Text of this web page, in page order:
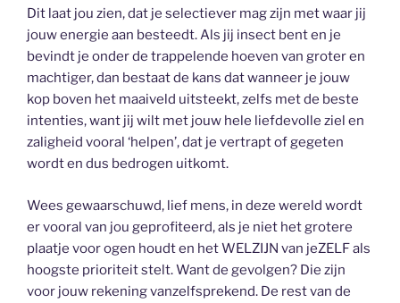
Dit laat jou zien, dat je selectiever mag zijn met waar jij
jouw energie aan besteedt. Als jij insect bent en je
bevindt je onder de trappelende hoeven van groter en
machtiger, dan bestaat de kans dat wanneer je jouw
kop boven het maaiveld uitsteekt, zelfs met de beste
intenties, want jij wilt met jouw hele liefdevolle ziel en
zaligheid vooral ‘helpen’, dat je vertrapt of gegeten
wordt en dus bedrogen uitkomt.
Wees gewaarschuwd, lief mens, in deze wereld wordt
er vooral van jou geprofiteerd, als je niet het grotere
plaatje voor ogen houdt en het WELZIJN van jeZELF als
hoogste prioriteit stelt. Want de gevolgen? Die zijn
voor jouw rekening vanzelfsprekend. De rest van de